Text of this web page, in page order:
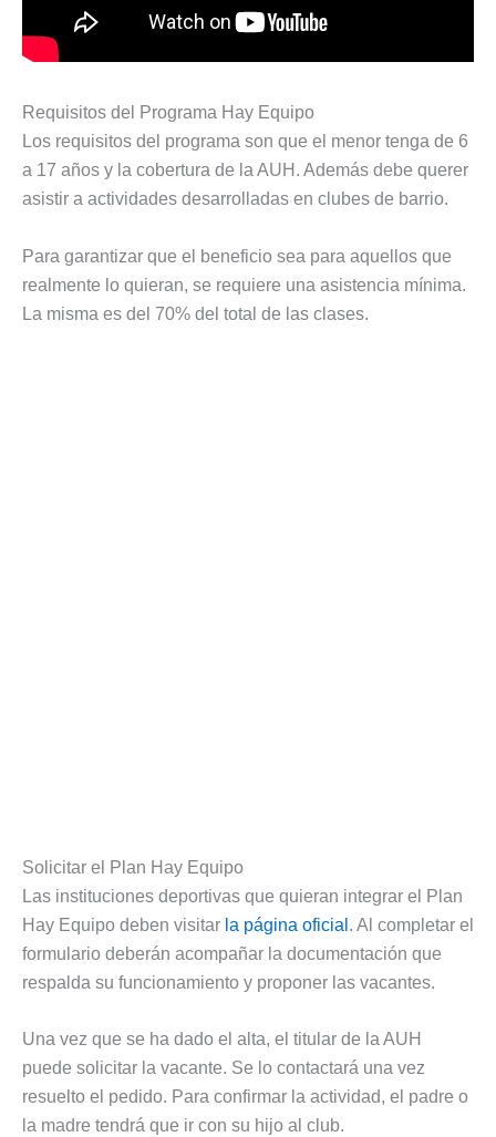
Requisitos del Programa Hay Equipo
Los requisitos del programa son que el menor tenga de 6
a 17 años y la cobertura de la AUH. Además debe querer
asistir a actividades desarrolladas en clubes de barrio.
Para garantizar que el beneficio sea para aquellos que
realmente lo quieran, se requiere una asistencia mínima.
La misma es del 70% del total de las clases.
Solicitar el Plan Hay Equipo
Las instituciones deportivas que quieran integrar el Plan
Hay Equipo deben visitar la página oficial . Al completar el
formulario deberán acompañar la documentación que
respalda su funcionamiento y proponer las vacantes.
Una vez que se ha dado el alta, el titular de la AUH
puede solicitar la vacante. Se lo contactará una vez
resuelto el pedido. Para confirmar la actividad, el padre o
la madre tendrá que ir con su hijo al club.